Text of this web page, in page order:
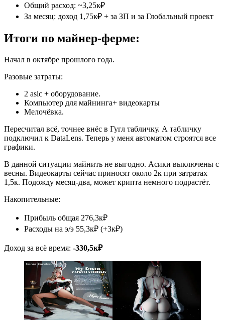
Общий расход: ~3,25к₽
За месяц: доход 1,75к₽ + за ЗП и за Глобальный проект
Итоги по майнер-ферме:
Начал в октябре прошлого года.
Разовые затраты:
2 asic + оборудование.
Компьютер для майнинга+ видеокарты
Мелочёвка.
Пересчитал всё, точнее внёс в Гугл табличку. А табличку
подключил к DataLens. Теперь у меня автоматом строятся все
графики.
В данной ситуации майнить не выгодно. Асики выключены с
весны. Видеокарты сейчас приносят около 2к при затратах
1,5к. Подожду месяц-два, может крипта немного подрастёт.
Накопительные:
Прибыль общая 276,3к₽
Расходы на э/э 55,3к₽ (+3к₽)
Доход за всё время: -330,5к₽